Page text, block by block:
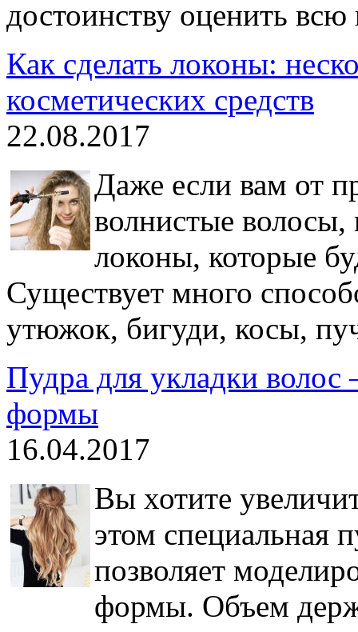
достоинству оценить
Как сделать локоны:
косметических средств
22.08.2017
Даже если вам от
волнистые волосы,
локоны, которые
Существует много
утюжок, бигуди, косы,
Пудра для укладки
формы
16.04.2017
Вы хотите
этом специальная
позволяет
формы. Объем